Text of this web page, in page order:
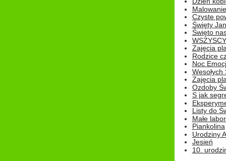
Czyste
Święty
Święto
Zajęcia
Rodzice
Noc
Wesołych
Zajęcia
Ozdoby
S jak
Listy do
Małe
Piankolina
Urodziny
Jesień
10.